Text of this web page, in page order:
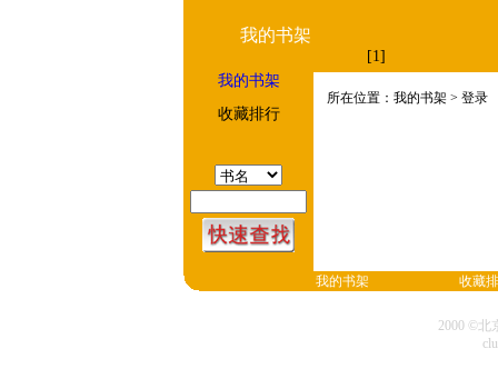
我的书架
[1]
我的书架
收藏排行
所在位置：我的书架 > 登录
我的书架 收藏
2000 ©北